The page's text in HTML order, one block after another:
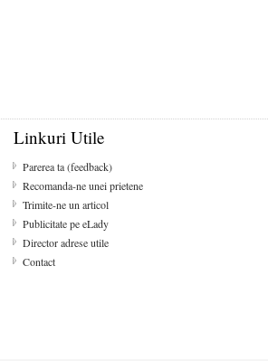
Linkuri Utile
Parerea ta (feedback)
Recomanda-ne unei prietene
Trimite-ne un articol
Publicitate pe eLady
Director adrese utile
Contact